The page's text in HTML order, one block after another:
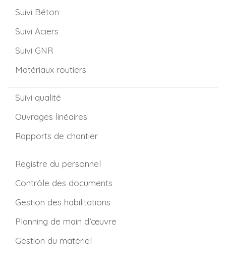
Suivi Béton
Suivi Aciers
Suivi GNR
Matériaux routiers
Suivi qualité
Ouvrages linéaires
Rapports de chantier
Registre du personnel
Contrôle des documents
Gestion des habilitations
Planning de main d’œuvre
Gestion du matériel